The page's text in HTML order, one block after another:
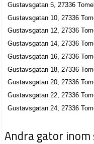
Gustavsgatan 5, 27336
Gustavsgatan 10, 27336
Gustavsgatan 12, 27336
Gustavsgatan 14, 27336
Gustavsgatan 16, 27336
Gustavsgatan 18, 27336
Gustavsgatan 20, 27336
Gustavsgatan 22, 27336
Gustavsgatan 24, 27336
Andra gator